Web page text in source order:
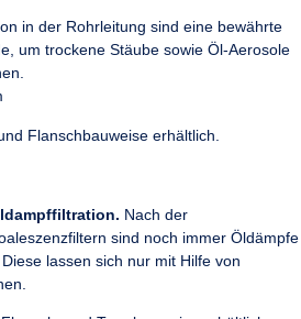
in der Rohrleitung sind eine bewährte
um trockene Stäube sowie Öl-Aerosole
Flanschbauweise erhältlich.
Nach der
sind noch immer Öldämpfe
lassen sich nur mit Hilfe von